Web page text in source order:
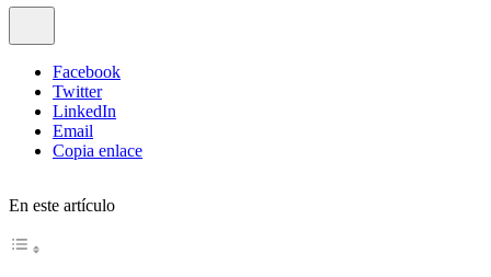
Facebook
Twitter
LinkedIn
Email
Copia enlace
En este artículo